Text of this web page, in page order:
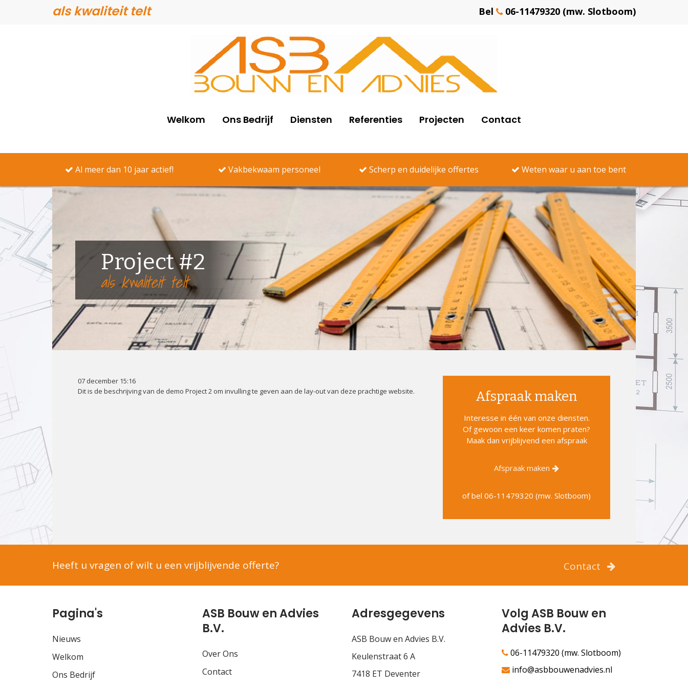
als kwaliteit telt Bel 06-11479320 (mw. Slotboom)
Welkom Ons Bedrijf Diensten Referenties Projecten Contact
Al meer dan 10 jaar actief! Vakbekwaam personeel Scherp en duidelijke offertes Weten waar u aan toe bent
Project #2
als kwaliteit telt
07 december 15:16
Dit is de beschrijving van de demo Project 2 om invulling te geven aan de lay-out van deze prachtige website.
Afspraak maken
Interesse in één van onze diensten.
Of gewoon een keer komen praten?
Maak dan vrijblijvend een afspraak
Afspraak maken
of bel 06-11479320 (mw. Slotboom)
Heeft u vragen of wilt u een vrijblijvende offerte? Contact
Pagina's
Nieuws
Welkom
Ons Bedrijf
ASB Bouw en Advies
B.V.
Over Ons
Contact
Adresgegevens
ASB Bouw en Advies B.V.
Keulenstraat 6 A
7418 ET Deventer
Volg ASB Bouw en
Advies B.V.
06-11479320 (mw. Slotboom)
info@asbbouwenadvies.nl